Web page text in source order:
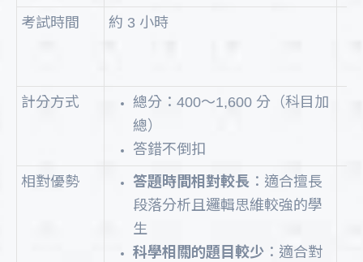
考試時間
約 3 小時
計分方式
總分：400～1,600 分（科目加
總）
答錯不倒扣
相對優勢
答題時間相對較長 ：適合擅長
段落分析且邏輯思維較強的學
生
科學相關的題目較少 ：適合對